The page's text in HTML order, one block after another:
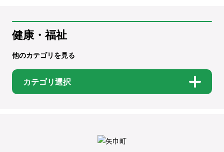
健康・福祉
他のカテゴリを見る
カテゴリ選択